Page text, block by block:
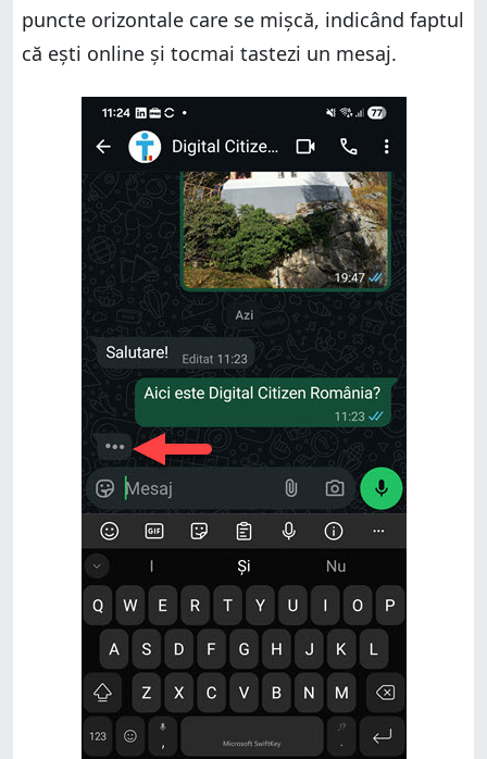
puncte orizontale care se mișcă, indicând faptul
că ești online și tocmai tastezi un mesaj.